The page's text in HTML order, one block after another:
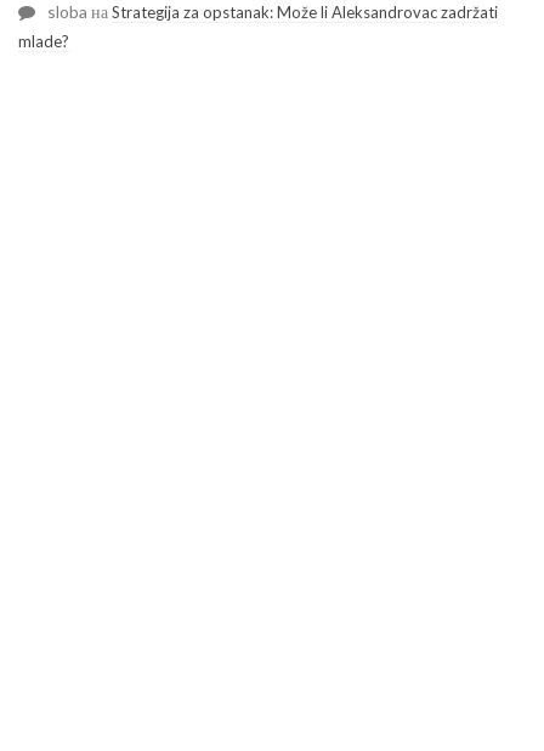
sloba наStrategija za opstanak: Može li Aleksandrovac zadržati
mlade?